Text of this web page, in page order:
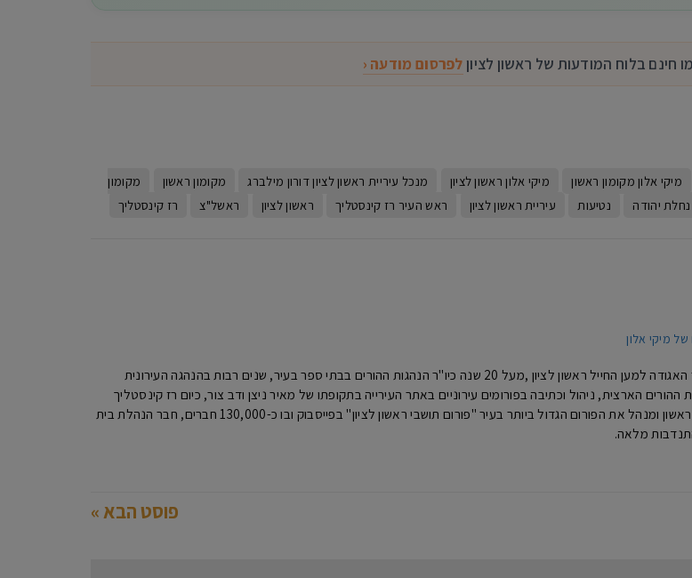
חינם בלוח המודעות של ראשון לציון לפרסום מודעה ‹
מיקי אלון מקומון ראשון מיקי אלון ראשון לציון מנכל עיריית ראשון לציון דורון מילברג מקומון ראשון
מקומון
יהודה נטיעות עיריית ראשון לציון ראש העיר רז קינסטליך ראשון לציון ראשל"צ רז קינסטליך
מיקי אלון
מיקי אלון- איש ציבור, פעיל חברתי, יו"ר האגודה למען החייל ראשון לציון ,מעל 20 שנה כיו"ר הנהגות ההורים בבתי ספר בעיר, שנים רבות בהנהגה העירונית
בהנהגת ההורים הארצית, ניהול וכתיבה בפורומים עירוניים באתר העירייה בתקופתו של מאיר ניצן ודב צור, כיום רז קינסטליך
ראש העירייה. מיקי מנהל האתר מקומון ראשון ומנהל את הפורום הגדול ביותר בעיר "פורום תושבי ראשון לציון" בפייסבוק ובו כ-130,000 חברים, חבר הנהלת בית
מלאה.
פוסט הבא »